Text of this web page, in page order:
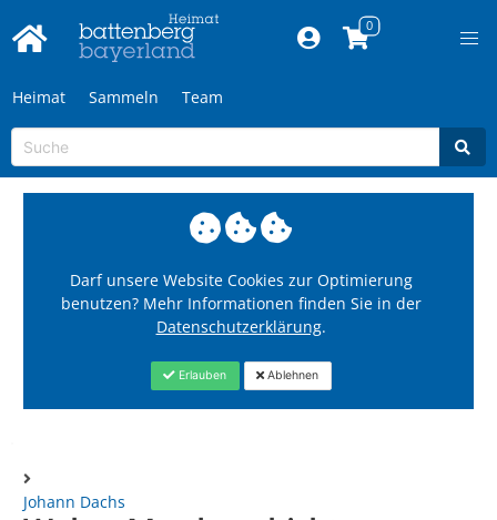
Heimat Sammeln Team
Darf unsere Website Cookies zur Optimierung
benutzen? Mehr Informationen finden Sie in der
Datenschutzerklärung.
Erlauben Ablehnen
Johann Dachs